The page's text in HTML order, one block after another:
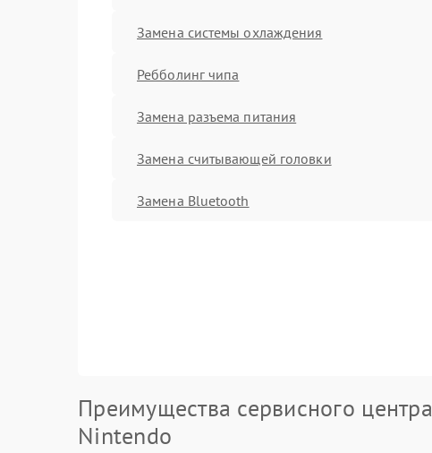
Замена системы охлаждения
Ребболинг чипа
Замена разъема питания
Замена считывающей головки
Замена Bluetooth
Преимущества сервисного центра
Nintendo